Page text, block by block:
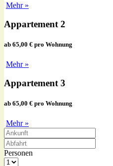
Mehr »
Appartement 2
ab 65,00 € pro Wohnung
Mehr »
Appartement 3
ab 65,00 € pro Wohnung
Mehr »
Personen